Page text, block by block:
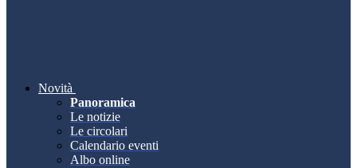
Novità
Panoramica
Le notizie
Le circolari
Calendario eventi
Albo online